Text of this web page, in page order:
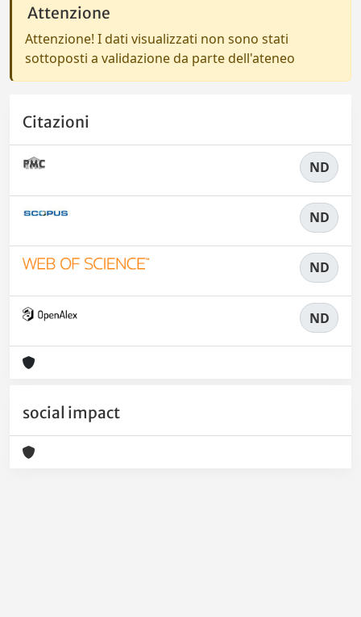
Attenzione
Attenzione! I dati visualizzati non sono stati
sottoposti a validazione da parte dell'ateneo
Citazioni
ND
ND
ND
ND
social impact